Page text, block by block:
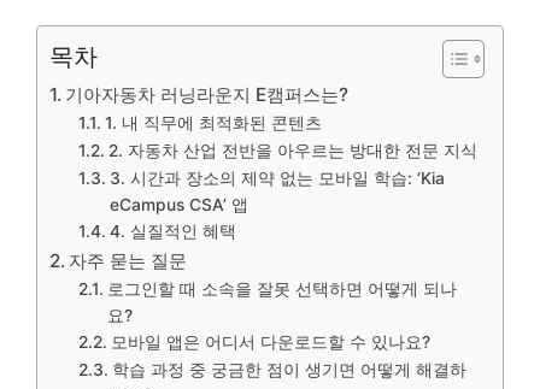
목차
기아자동차 러닝라운지 E캠퍼스는?
1. 내 직무에 최적화된 콘텐츠
2. 자동차 산업 전반을 아우르는 방대한 전문 지식
3. 시간과 장소의 제약 없는 모바일 학습: ‘Kia
eCampus CSA’ 앱
4. 실질적인 혜택
자주 묻는 질문
로그인할 때 소속을 잘못 선택하면 어떻게 되나
요?
모바일 앱은 어디서 다운로드할 수 있나요?
학습 과정 중 궁금한 점이 생기면 어떻게 해결하